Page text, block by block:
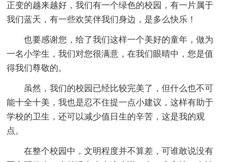
正变的越来越好，我们有一个绿色的校园，有一片属于
我们蓝天，有一些欢笑伴我们身边，是多么快乐！
也要感谢您，给了我们这样一个美好的童年，做为
一名小学生，我们对您很满意，在我们眼晴中，您是值
得我们尊敬的。
虽然，我们的校园已经比较完美了，但什么也不可
能十全十美，我也是忍不住提一点小建议，这样有助于
学校的卫生，还可以减少值日生的辛苦，这是我的观
点。
在整个校园中，文明程度并不算差，可谁敢说没有